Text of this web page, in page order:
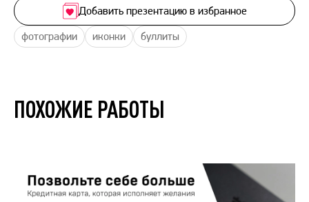
фотографии иконки буллиты
Добавить презентацию в избранное
ПОХОЖИЕ РАБОТЫ